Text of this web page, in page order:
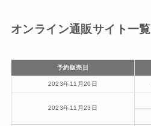
オンライン通販サイト一覧
予約販売日
2023年11月20日
2023年11月23日